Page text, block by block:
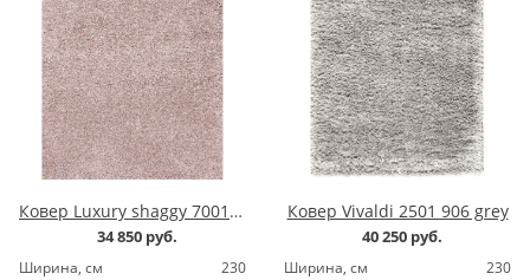
Ковер Luxury shaggy 7001200.8 pink
34 850 руб.
Ширина, cм
230
Ковер Vivaldi 2501 906 grey
40 250 руб.
Ширина, cм
230